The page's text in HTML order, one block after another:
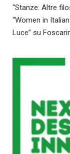
“Stanze: Altre
“Women in
Luce” su